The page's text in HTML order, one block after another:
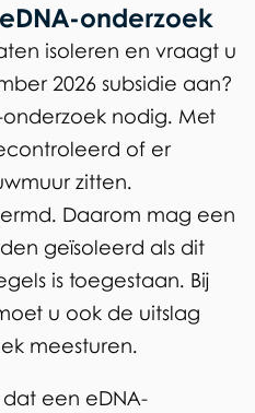
onderzoek
isoleren en vraagt u
2026 subsidie aan?
onderzoek nodig. Met
of er
zitten.
Daarom mag een
geïsoleerd als dit
is toegestaan. Bij
u ook de uitslag
meesturen.
een eDNA-